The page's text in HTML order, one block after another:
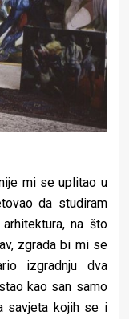
mi se uplitao u
da studiram
na što
zgrada bi mi se
izgradnju dva
kao san samo
savjeta kojih se i